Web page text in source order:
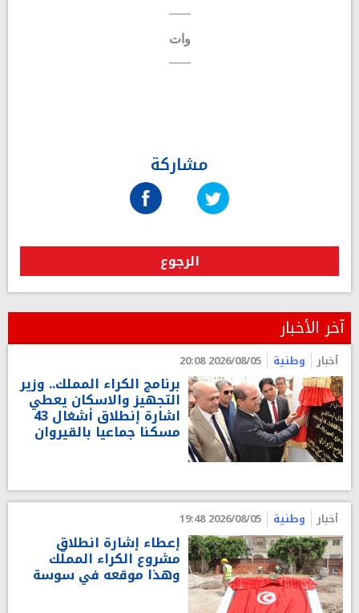
وات
مشاركة
الرجوع
آخر الأخبار
أخبار وطنية 2026/08/05 20:08
برنامج الكراء المملك.. وزير
التجهيز والاسكان يعطي
اشارة إنطلاق أشغال 43
مسكنا جماعيا بالقيروان
أخبار وطنية 2026/08/05 19:48
إعطاء إشارة انطلاق
مشروع الكراء المملّك
وهذا موقعه في سوسة